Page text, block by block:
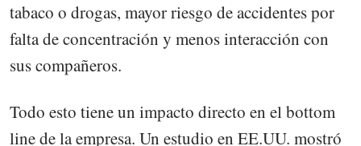
tabaco o drogas, mayor riesgo de accidentes por
falta de concentración y menos interacción con
sus compañeros.
Todo esto tiene un impacto directo en el bottom
line de la empresa. Un estudio en EE.UU. mostró